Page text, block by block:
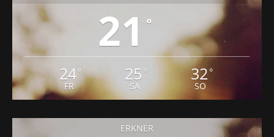
21 °
24°
FR
25 °
SA
32 °
SO
ERKNER